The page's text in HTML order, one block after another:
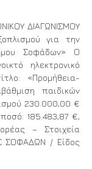
ΔΙΑΓΩΝΙΣΜΟΥ
για την
Σοφάδων» Ο
ηλεκτρονικό
«Προμήθεια-
παιδικών
230.000,00 €
185.483,87 €,
– Στοιχεία
ΣΟΦΑΔΩΝ / Είδος